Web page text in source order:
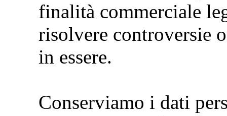
finalità commerciale
risolvere controversie
in essere.
Conserviamo i dati